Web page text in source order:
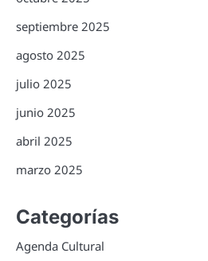
septiembre 2025
agosto 2025
julio 2025
junio 2025
abril 2025
marzo 2025
Categorías
Agenda Cultural